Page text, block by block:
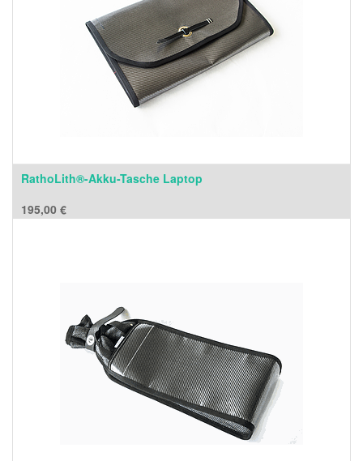
RathoLith®-Akku-Tasche Laptop
195,00 €